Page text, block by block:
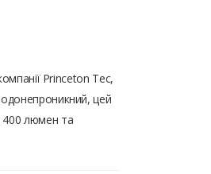
Princeton Tec,
цей
400 люмен та